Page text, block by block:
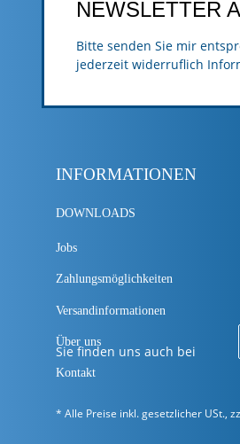
NEWSLETTER
Bitte senden Sie mir
jederzeit widerruflich
INFORMATIONEN
DOWNLOADS
Jobs
Zahlungsmöglichkeiten
Versandinformationen
Über uns
Kontakt
Sie finden uns auch bei
* Alle Preise inkl. gesetzlicher USt.,